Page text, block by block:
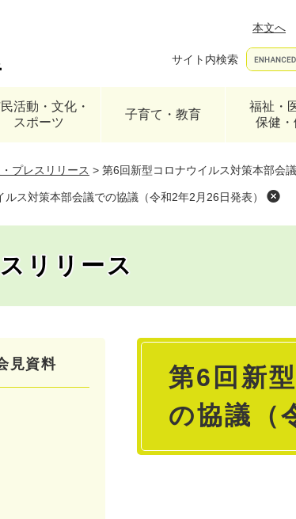
本文へ
サイト内検索
活動・文化・
スポーツ
子育て・教育
福祉・
保健
プレスリリース > 第6回新型コロナウイルス対策本部会
ス対策本部会議での協議（令和2年2月26日発表）
リリース
本
第6回新
の協議（
見資料